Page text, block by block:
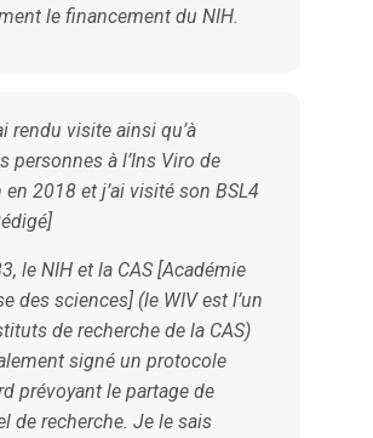
le financement du NIH.
rendu visite ainsi qu’à
personnes à l’Ins Viro de
en 2018 et j’ai visité son BSL4
le NIH et la CAS [Académie
des sciences] (le WIV est l’un
de recherche de la CAS)
signé un protocole
prévoyant le partage de
de recherche. Je le sais